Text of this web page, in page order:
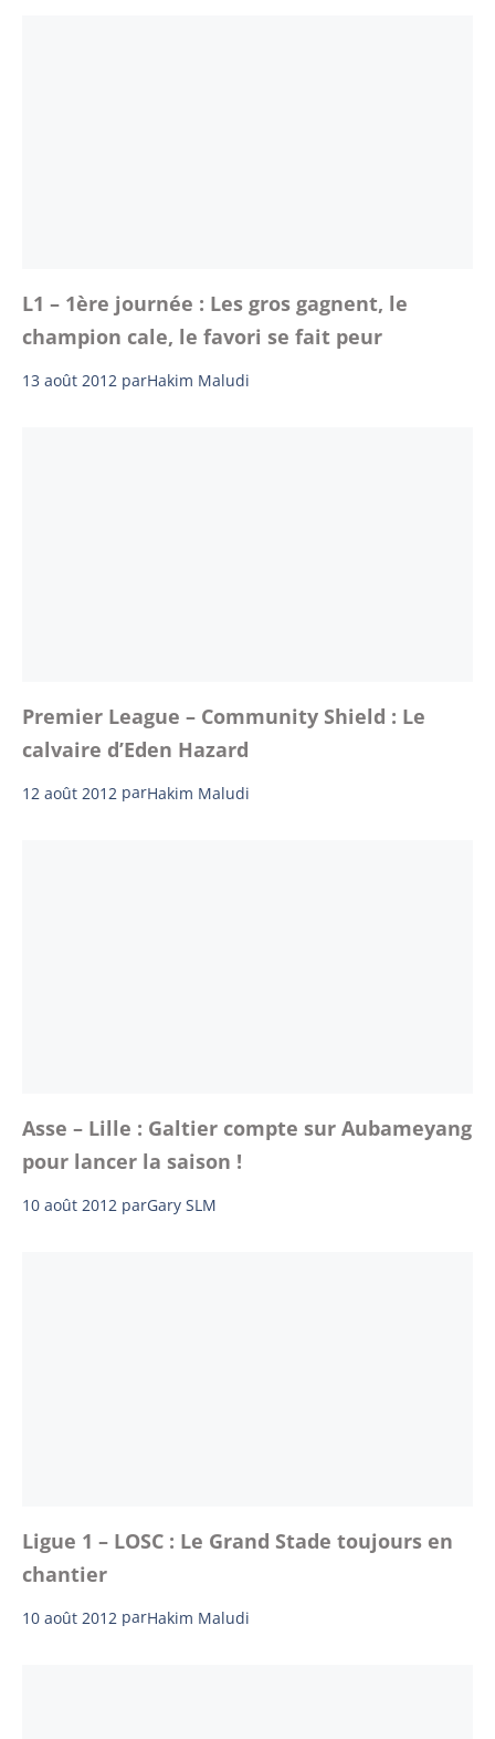
L1 – 1ère journée : Les gros gagnent, le
champion cale, le favori se fait peur
13 août 2012 parHakim Maludi
Premier League – Community Shield : Le
calvaire d’Eden Hazard
12 août 2012 parHakim Maludi
Asse – Lille : Galtier compte sur Aubameyang
pour lancer la saison !
10 août 2012 parGary SLM
Ligue 1 – LOSC : Le Grand Stade toujours en
chantier
10 août 2012 parHakim Maludi